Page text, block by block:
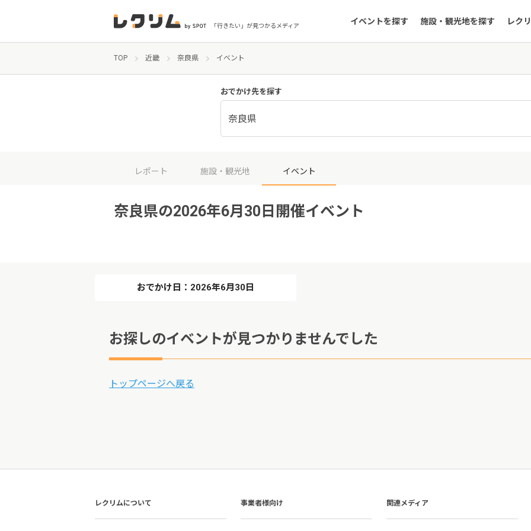
「行きたい」が見つかるメディア イベントを探す 施設・観光地を探す レク
TOP 近畿 奈良県 イベント
おでかけ先を探す
奈良県
レポート 施設・観光地 イベント
奈良県の2026年6月30日開催イベント
おでかけ日：2026年6月30日
お探しのイベントが見つかりませんでした
トップページへ戻る
レクリムについて 事業者様向け 関連メディア